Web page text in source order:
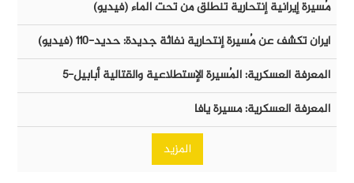
مُسيرة إيرانية إنتحارية تنطلق من تحت الماء (فيديو)
ايران تكشف عن مُسيرة إنتحارية نفاثة جديدة: حديد-١١٠ (فيديو)
المعرفة العسكرية: المُسيرة الإستطلاعية والقتالية أبابيل-٥
المعرفة العسكرية: مسيرة يافا
المزيد